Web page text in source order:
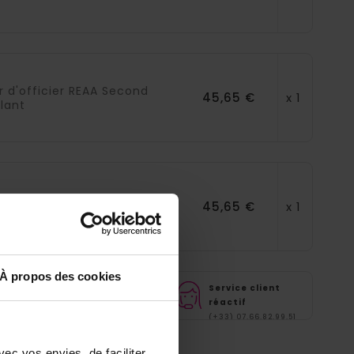
À propos des cookies
d'officier REAA Second
45,65 € x 1
45,65 € x 1
Visa, MasterCard,
Service client
réactif
(+33) 07.66.82.99.51